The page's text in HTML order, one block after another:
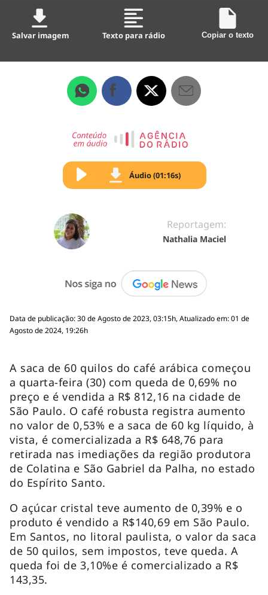
Salvar imagem Texto para rádio Copiar o texto
Áudio (01:16s)
Reportagem:
Nathalia Maciel
Data de publicação: 30 de Agosto de 2023, 03:15h, Atualizado em: 01 de
Agosto de 2024, 19:26h
A saca de 60 quilos do café arábica começou
a quarta-feira (30) com queda de 0,69% no
preço e é vendida a R$ 812,16 na cidade de
São Paulo. O café robusta registra aumento
no valor de 0,53% e a saca de 60 kg líquido, à
vista, é comercializada a R$ 648,76 para
retirada nas imediações da região produtora
de Colatina e São Gabriel da Palha, no estado
do Espírito Santo.
O açúcar cristal teve aumento de 0,39% e o
produto é vendido a R$140,69 em São Paulo.
Em Santos, no litoral paulista, o valor da saca
de 50 quilos, sem impostos, teve queda. A
queda foi de 3,10%e é comercializado a R$
143,35.